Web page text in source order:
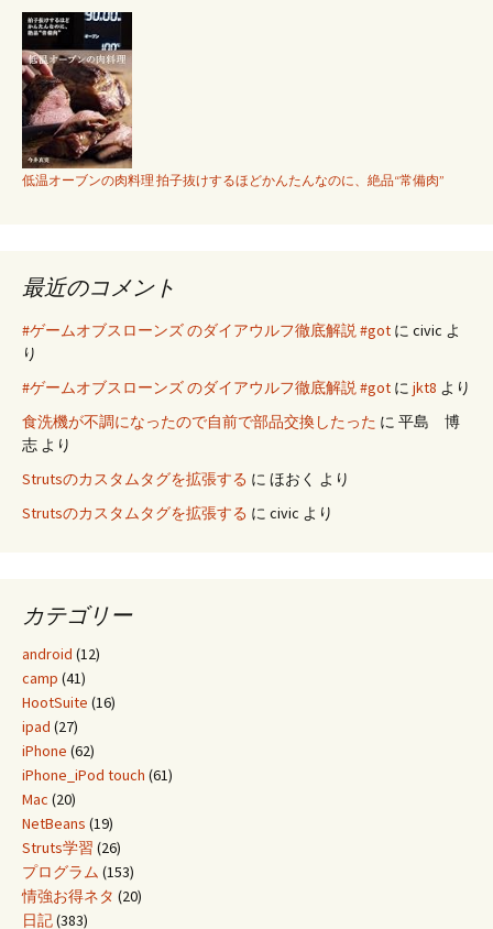
低温オーブンの肉料理 拍子抜けするほどかんたんなのに、絶品“常備肉”
最近のコメント
#ゲームオブスローンズ のダイアウルフ徹底解説 #got に civic よ
り
#ゲームオブスローンズ のダイアウルフ徹底解説 #got に jkt8 より
食洗機が不調になったので自前で部品交換したった に 平島 博
志 より
Strutsのカスタムタグを拡張する に ほおく より
Strutsのカスタムタグを拡張する に civic より
カテゴリー
android (12)
camp (41)
HootSuite (16)
ipad (27)
iPhone (62)
iPhone_iPod touch (61)
Mac (20)
NetBeans (19)
Struts学習 (26)
プログラム (153)
情強お得ネタ (20)
日記(383)